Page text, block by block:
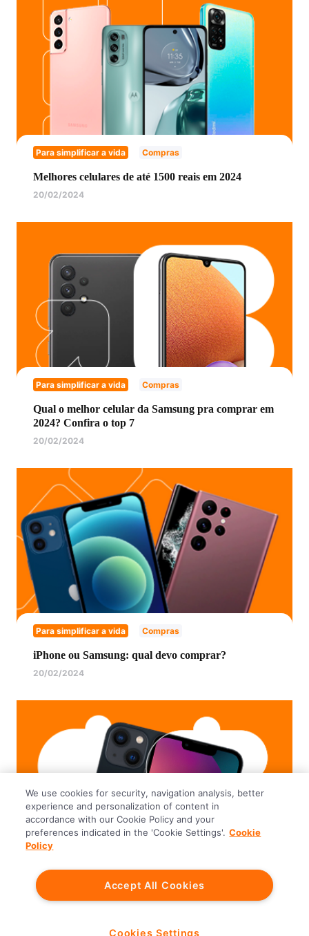
Para simplificar a vida Compras
Melhores celulares de até 1500 reais em 2024
20/02/2024
Para simplificar a vida Compras
Qual o melhor celular da Samsung pra comprar em
2024? Confira o top 7
20/02/2024
Para simplificar a vida Compras
iPhone ou Samsung: qual devo comprar?
20/02/2024
Iphone Barato: confira os modelos com melhor
custo-benefício em 2024
We use cookies for security, navigation analysis, better
experience and personalization of content in
accordance with our Cookie Policy and your
preferences indicated in the 'Cookie Settings'. Cookie
Policy
Accept All Cookies
Cookies Settings